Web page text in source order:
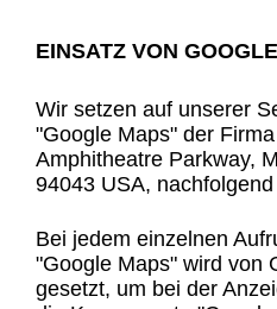
EINSATZ VON
Wir setzen auf unserer
"Google Maps" der
Amphitheatre Parkway,
94043 USA, nachfolgend
Bei jedem einzelnen
"Google Maps" wird von
gesetzt, um bei der